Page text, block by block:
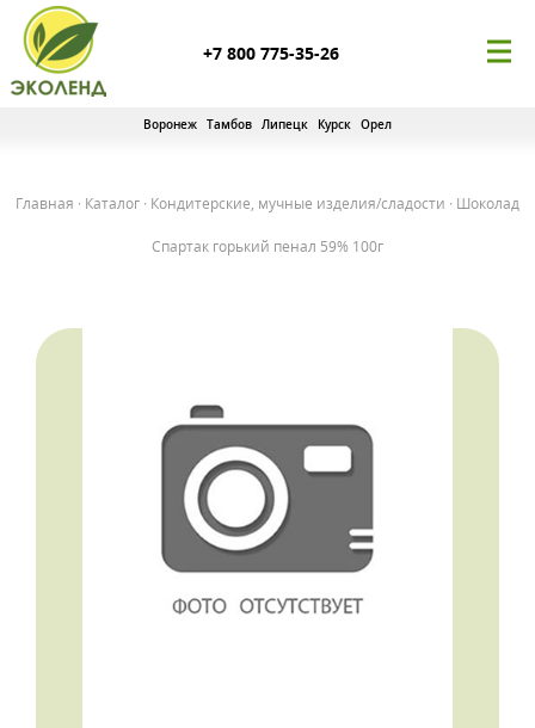
+7 800 775-35-26
Воронеж Тамбов Липецк Курск Орел
Главная · Каталог · Кондитерские, мучные изделия/сладости · Шоколад
Спартак горький пенал 59% 100г